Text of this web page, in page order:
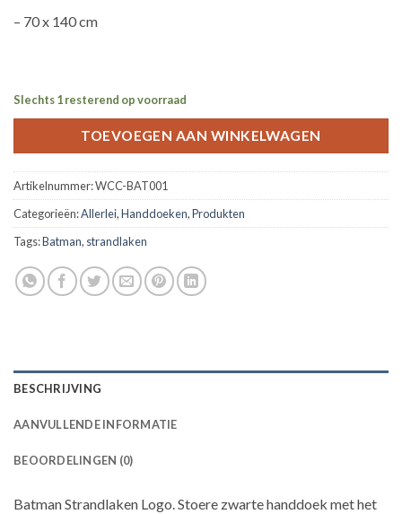
– 70 x 140 cm
Slechts 1 resterend op voorraad
TOEVOEGEN AAN WINKELWAGEN
Artikelnummer:WCC-BAT001
Categorieën:Allerlei,Handdoeken,Produkten
Tags:Batman, strandlaken
BESCHRIJVING
AANVULLENDE INFORMATIE
BEOORDELINGEN (0)
Batman Strandlaken Logo. Stoere zwarte handdoek met het